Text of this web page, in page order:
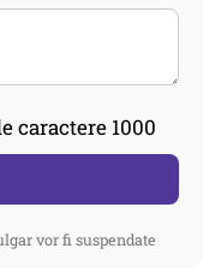
caractere 1000
vor fi suspendate